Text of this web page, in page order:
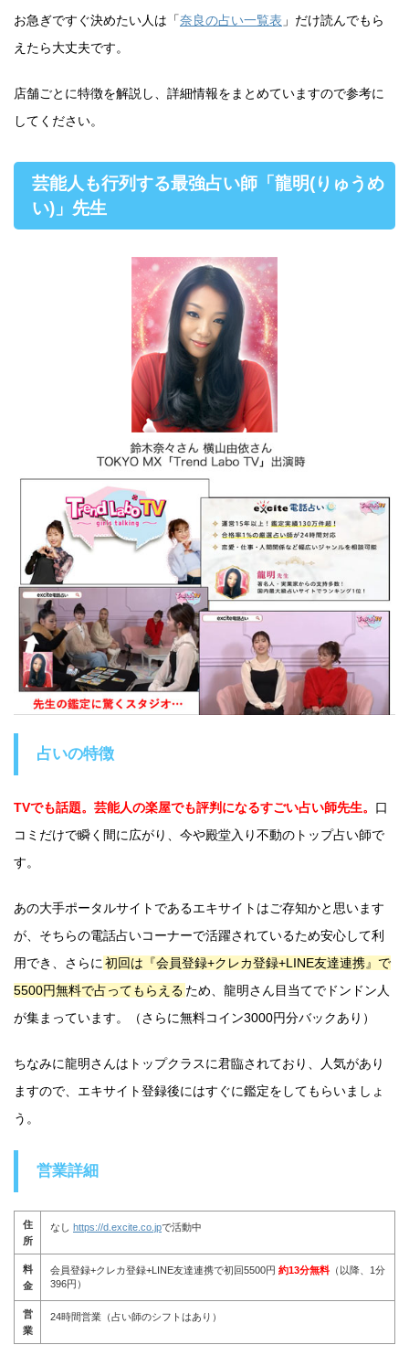
お急ぎですぐ決めたい人は「奈良の占い一覧表 」だけ読んでもら
えたら大丈夫です。
店舗ごとに特徴を解説し、詳細情報をまとめていますので参考に
してください。
芸能人も行列する最強占い師「龍明(りゅうめ
い)」先生
占いの特徴
TVでも話題。芸能人の楽屋でも評判になるすごい占い師先生。 口
コミだけで瞬く間に広がり、今や殿堂入り不動のトップ占い師で
す。
あの大手ポータルサイトであるエキサイトはご存知かと思います
が、そちらの電話占いコーナーで活躍されているため安心して利
用でき、さらに 初回は『会員登録+クレカ登録+LINE友達連携』で
5500円無料で占ってもらえる ため、龍明さん目当てでドンドン人
が集まっています。（さらに無料コイン3000円分バックあり）
ちなみに龍明さんはトップクラスに君臨されており、人気があり
ますので、エキサイト登録後にはすぐに鑑定をしてもらいましょ
う。
営業詳細
住
所
なし https://d.excite.co.jpで活動中
料
金
会員登録+クレカ登録+LINE友達連携で初回5500円 約13分無料 （以降、1分
396円）
営
業
24時間営業（占い師のシフトはあり）